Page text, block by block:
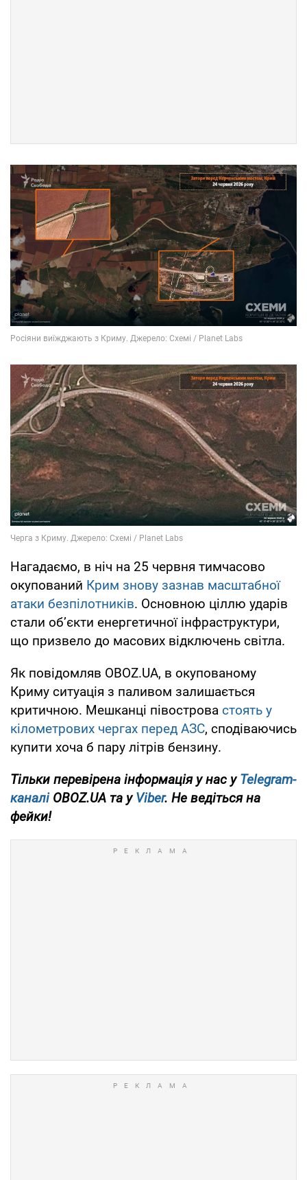
Нагадаємо, в ніч на 25 червня тимчасово
окупований Крим знову зазнав масштабної
атаки безпілотників. Основною ціллю ударів
стали об’єкти енергетичної інфраструктури,
що призвело до масових відключень світла.
Як повідомляв OBOZ.UA, в окупованому
Криму ситуація з паливом залишається
критичною. Мешканці півострова стоять у
кілометрових чергах перед АЗС, сподіваючись
купити хоча б пару літрів бензину.
Тільки перевірена інформація у нас уTelegram-
каналіOBOZ.UA та уViber. Не ведіться на
фейки!